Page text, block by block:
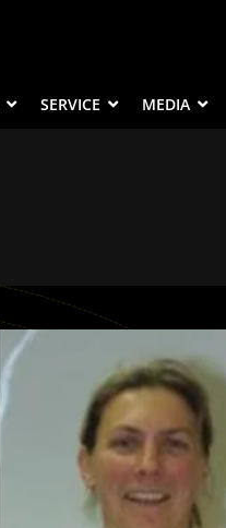
SERVICE MEDIA